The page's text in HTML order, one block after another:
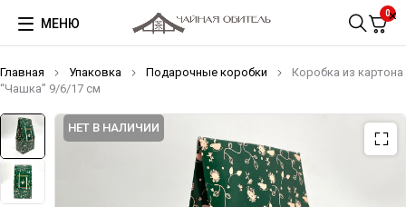
МЕНЮ
0
Главная Упаковка Подарочные коробки
Коробка из картона
“Чашка” 9/6/17 см
НЕТ В НАЛИЧИИ